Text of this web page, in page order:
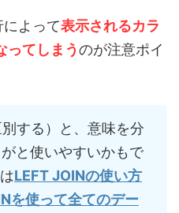
よって表示されるカラ
ってしまうのが注意ポイ
する）と、意味を分
と使いやすいかもで
LEFT JOINの使い方
を使って全てのデー